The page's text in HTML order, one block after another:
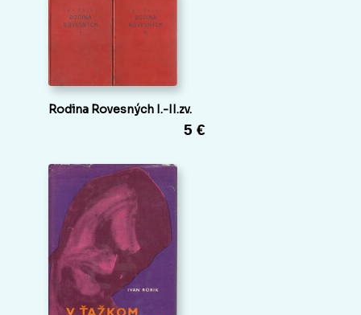
Rodina Rovesných I.-II.zv.
5 €